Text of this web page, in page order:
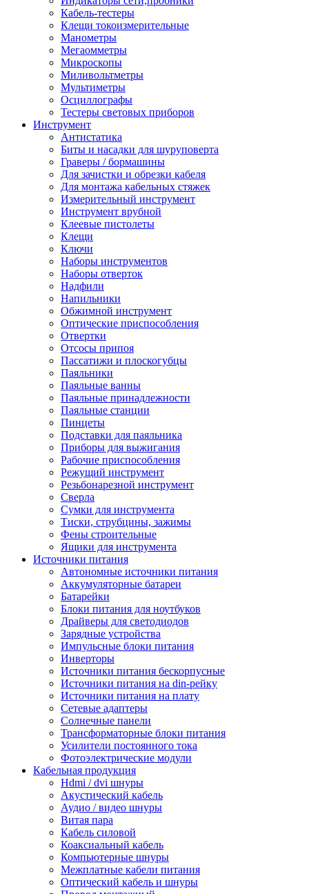
Кабель-тестеры
Клещи токоизмерительные
Манометры
Мегаомметры
Микроскопы
Миливольтметры
Мультиметры
Осциллографы
Тестеры световых приборов
Инструмент
Антистатика
Биты и насадки для шуруповерта
Граверы / бормашины
Для зачистки и обрезки кабеля
Для монтажа кабельных стяжек
Измерительный инструмент
Инструмент врубной
Клеевые пистолеты
Клещи
Ключи
Наборы инструментов
Наборы отверток
Надфили
Напильники
Обжимной инструмент
Оптические приспособления
Отвертки
Отсосы припоя
Пассатижи и плоскогубцы
Паяльники
Паяльные ванны
Паяльные принадлежности
Паяльные станции
Пинцеты
Подставки для паяльника
Приборы для выжигания
Рабочие приспособления
Режущий инструмент
Резьбонарезной инструмент
Сверла
Сумки для инструмента
Тиски, струбцины, зажимы
Фены строительные
Ящики для инструмента
Источники питания
Автономные источники питания
Аккумуляторные батареи
Батарейки
Блоки питания для ноутбуков
Драйверы для светодиодов
Зарядные устройства
Импульсные блоки питания
Инверторы
Источники питания бескорпусные
Источники питания на din-рейку
Источники питания на плату
Сетевые адаптеры
Солнечные панели
Трансформаторные блоки питания
Усилители постоянного тока
Фотоэлектрические модули
Кабельная продукция
Hdmi / dvi шнуры
Акустический кабель
Аудио / видео шнуры
Витая пара
Кабель силовой
Коаксиальный кабель
Компьютерные шнуры
Межплатные кабели питания
Оптический кабель и шнуры